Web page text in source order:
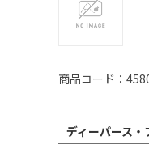
商品コード：
ディーパース